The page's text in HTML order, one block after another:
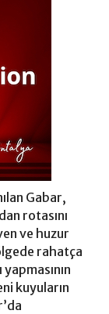
Gabar,
rotasını
ve huzur
rahatça
kuyuların